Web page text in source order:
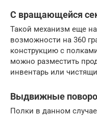
С вращающейся
Такой механизм еще
возможности на 360
конструкцию с
можно разместить
инвентарь или
Выдвижные
Полки в данном